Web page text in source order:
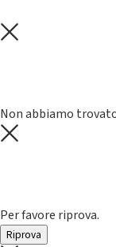
Non abbiamo
Per favore riprova.
Riprova